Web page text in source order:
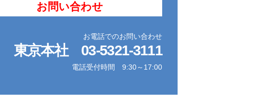
お問い合わせ
お電話でのお問い合わせ
東京本社 03-5321-3111
電話受付時間 9:30～17:00